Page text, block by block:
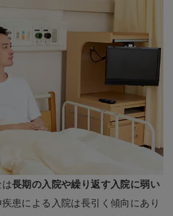
は長期の入院や繰り返す入院に弱い
患による入院は長引く傾向にあり